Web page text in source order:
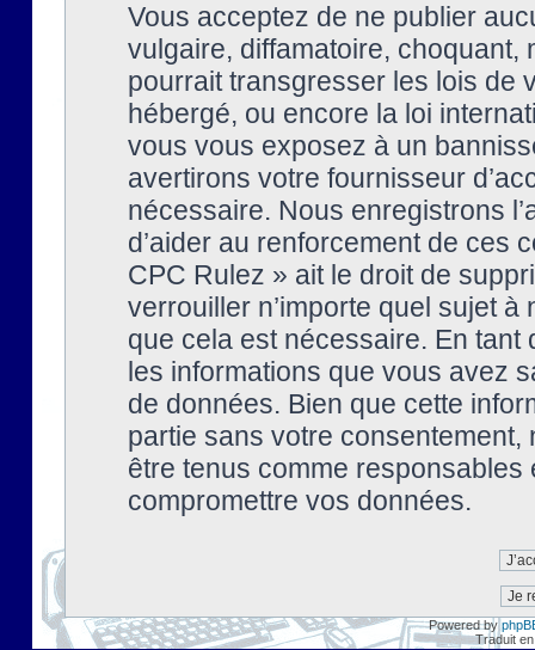
Vous acceptez de ne publier
vulgaire, diffamatoire, choquant,
pourrait transgresser les lois de
hébergé, ou encore la loi
vous vous exposez à un
avertirons votre fournisseur
nécessaire. Nous enregistrons
d’aider au renforcement de ces
CPC Rulez » ait le droit de
verrouiller n’importe quel sujet à
que cela est nécessaire. En tant
les informations que vous avez
de données. Bien que cette
partie sans votre
être tenus comme
compromettre vos données.
Powered by
Traduit